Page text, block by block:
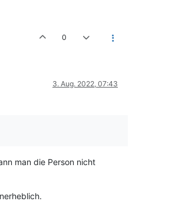
0
3. Aug. 2022, 07:43
man die Person nicht